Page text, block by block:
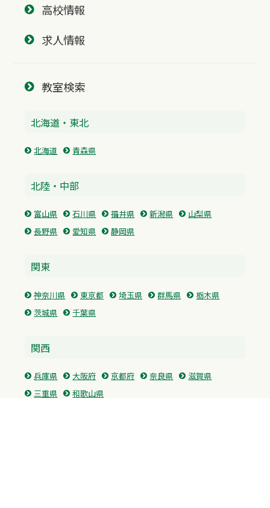
高校情報
求人情報
教室検索
北海道・東北
北海道 青森県
北陸・中部
富山県 石川県 福井県 新潟県
山梨県
長野県
愛知県 静岡県
関東
神奈川県 東京都 埼玉県 群馬県
栃木県
茨城県
千葉県
関西
兵庫県 大阪府 京都府 奈良県
滋賀県
三重県
和歌山県